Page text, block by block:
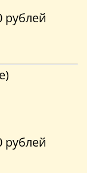
рублей
рублей